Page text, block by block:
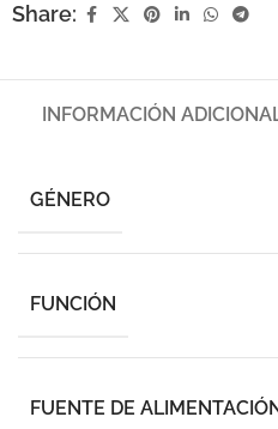
Share:
INFORMACIÓN
GÉNERO
FUNCIÓN
FUENTE DE